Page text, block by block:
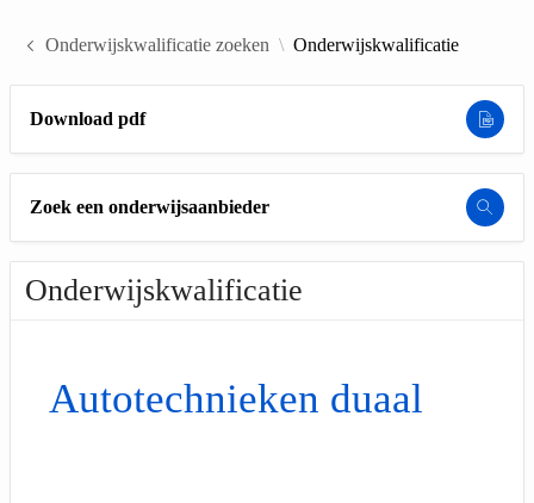
Onderwijskwalificatie zoeken Onderwijskwalificatie
Download pdf
Zoek een onderwijsaanbieder
Onderwijskwalificatie
Autotechnieken duaal